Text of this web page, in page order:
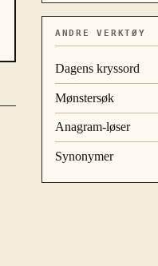
ANDRE VERKTØY
Dagens kryssord
Mønstersøk
Anagram-løser
Synonymer